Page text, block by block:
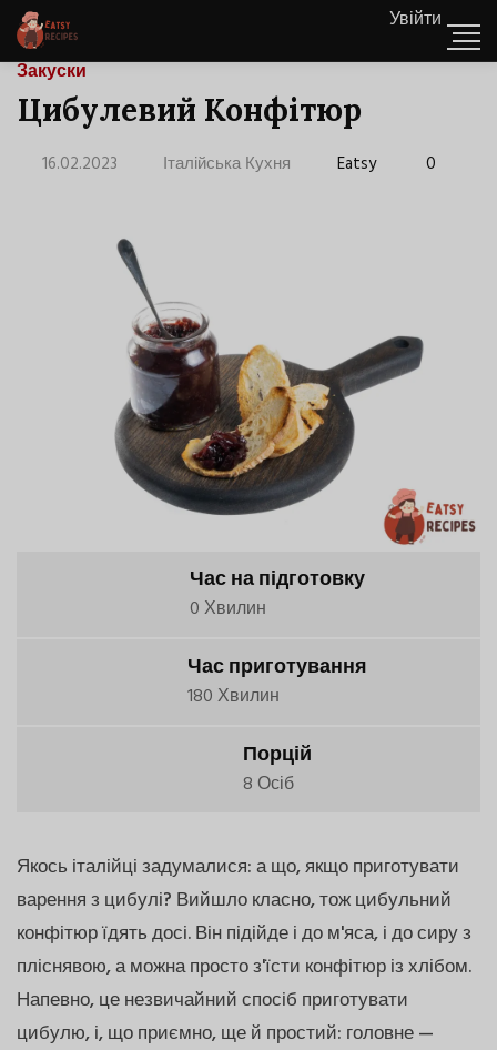
Увійти
Закуски
Цибулевий Конфітюр
16.02.2023 Італійська Кухня Eatsy 0
Час на підготовку
0 Хвилин
Час приготування
180 Хвилин
Порцій
8 Осіб
Якось італійці задумалися: а що, якщо приготувати
варення з цибулі? Вийшло класно, тож цибульний
конфітюр їдять досі. Він підійде і до м'яса, і до сиру з
пліснявою, а можна просто з'їсти конфітюр із хлібом.
Напевно, це незвичайний спосіб приготувати
цибулю, і, що приємно, ще й простий: головне —